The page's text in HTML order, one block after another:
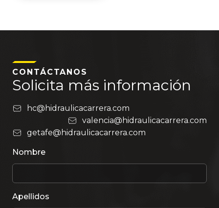
CONTÁCTANOS
Solicita más información
hc@hidraulicacarrera.com
valencia@hidraulicacarrera.com
getafe@hidraulicacarrera.com
Nombre
Apellidos